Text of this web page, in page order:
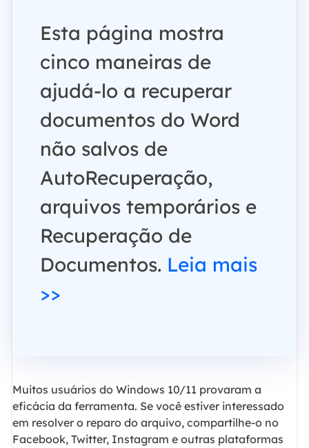
Esta página mostra
cinco maneiras de
ajudá-lo a recuperar
documentos do Word
não salvos de
AutoRecuperação,
arquivos temporários e
Recuperação de
Documentos. Leia mais
>>
Muitos usuários do Windows 10/11 provaram a
eficácia da ferramenta. Se você estiver interessado
em resolver o reparo do arquivo, compartilhe-o no
Facebook, Twitter, Instagram e outras plataformas